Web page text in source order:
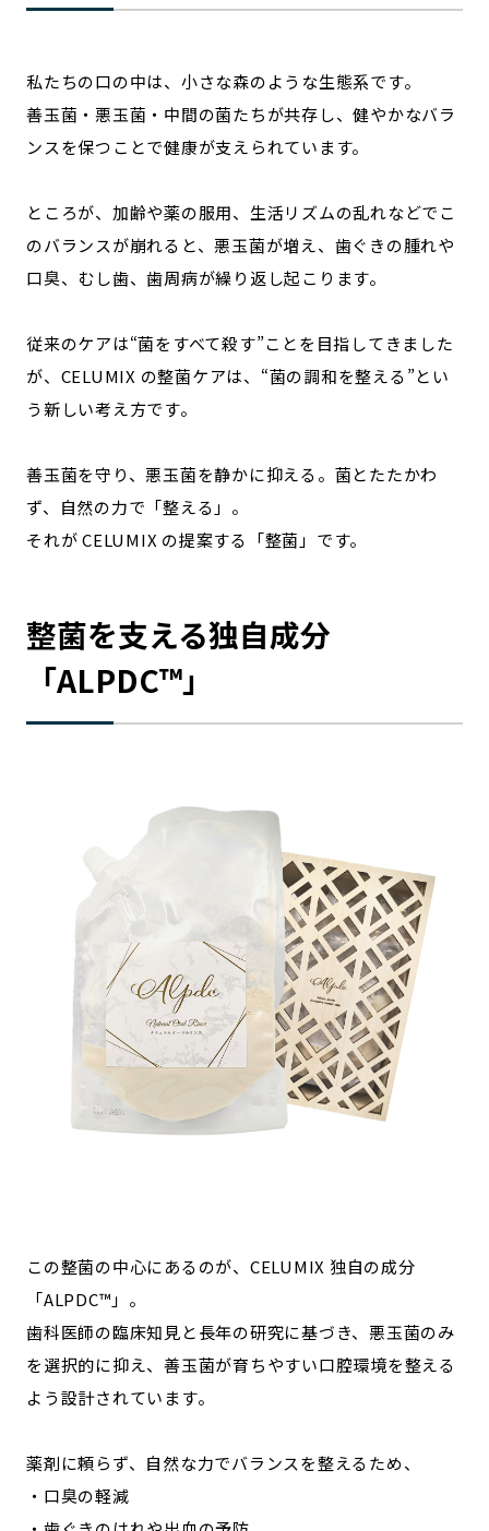
私たちの口の中は、小さな森のような生態系です。
善玉菌・悪玉菌・中間の菌たちが共存し、健やかなバラ
ンスを保つことで健康が支えられています。
ところが、加齢や薬の服用、生活リズムの乱れなどでこ
のバランスが崩れると、悪玉菌が増え、歯ぐきの腫れや
口臭、むし歯、歯周病が繰り返し起こります。
従来のケアは“菌をすべて殺す”ことを目指してきました
が、CELUMIX の整菌ケアは、“菌の調和を整える”とい
う新しい考え方です。
善玉菌を守り、悪玉菌を静かに抑える。菌とたたかわ
ず、自然の力で「整える」。
それが CELUMIX の提案する「整菌」です。
整菌を支える独自成分
「ALPDC™」
この整菌の中心にあるのが、CELUMIX 独自の成分
「ALPDC™」。
歯科医師の臨床知見と長年の研究に基づき、悪玉菌のみ
を選択的に抑え、善玉菌が育ちやすい口腔環境を整える
よう設計されています。
薬剤に頼らず、自然な力でバランスを整えるため、
・口臭の軽減